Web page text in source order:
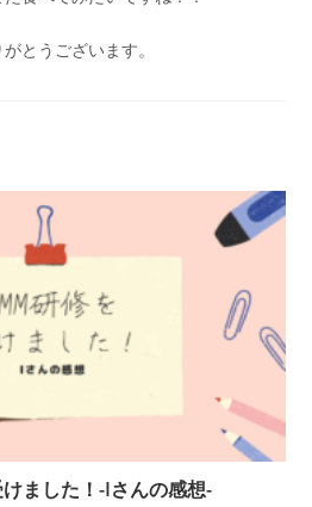
とうございます。
ました！-Iさんの感想-